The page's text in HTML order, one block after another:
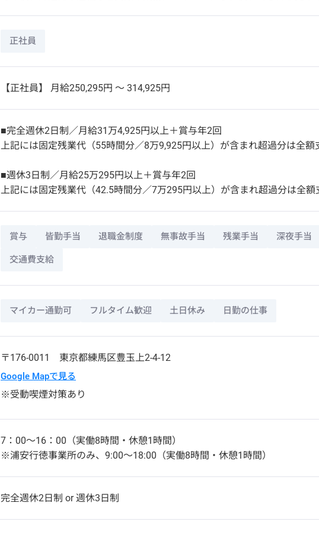
正社員
【正社員】 月給250,295円 〜 314,925円
■完全週休2日制／月給31万4,925円以上＋賞与年2回
上記には固定残業代（55時間分／8万9,925円以上）が含まれ超過分は全額
■週休3日制／月給25万295円以上＋賞与年2回
上記には固定残業代（42.5時間分／7万295円以上）が含まれ超過分は全額
賞与 皆勤手当 退職金制度 無事故手当 残業手当 深夜手当
交通費支給
マイカー通勤可 フルタイム歓迎 土日休み 日勤の仕事
〒176-0011 東京都練馬区豊玉上2-4-12
Google Mapで見る
※受動喫煙対策あり
7：00～16：00（実働8時間・休憩1時間）
※浦安行徳事業所のみ、9:00～18:00（実働8時間・休憩1時間）
完全週休2日制 or 週休3日制